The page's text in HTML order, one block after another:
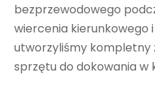
bezprzewodowego
wiercenia kierunkowego
utworzyliśmy kompletny
sprzętu do dokowania w